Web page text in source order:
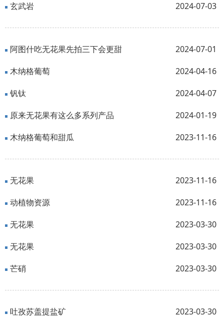
2024-07-03
玄武岩
2024-07-01
阿图什吃无花果先拍三下会更甜
2024-04-16
木纳格葡萄
2024-04-07
钒钛
2024-01-19
原来无花果有这么多系列产品
2023-11-16
木纳格葡萄和甜瓜
2023-11-16
无花果
2023-11-16
动植物资源
2023-03-30
无花果
2023-03-30
无花果
2023-03-30
芒硝
2023-03-30
吐孜苏盖提盐矿